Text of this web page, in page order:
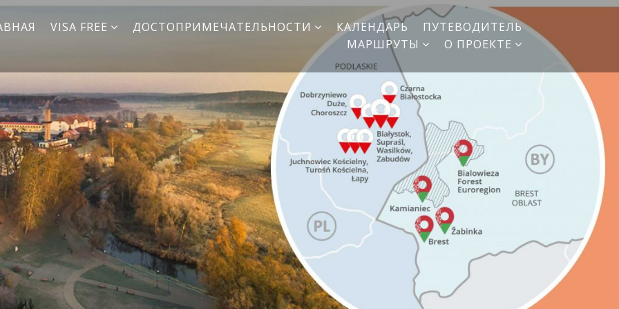
VISA FREE ДОСТОПРИМЕЧАТЕЛЬНОСТИ КАЛЕНДАРЬ
ПУТЕВОДИТЕЛЬ
МАРШРУТЫ
О ПРОЕКТЕ